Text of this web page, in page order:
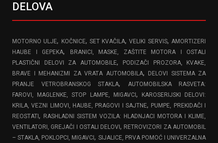
DELOVA
MOTORNO ULJE, KOČNICE, SET KVAČILA,VELIKI SERVIS,AMORTIZERI
HAUBE I GEPEKA,
BRANICI, MASKE, ZAŠTITE MOTORA I OSTALI
PLASTIČNI DELOVI ZA AUTOMOBILE,
PODIZAČI PROZORA, KVAKE,
BRAVE I MEHANIZMI ZA VRATA AUTOMOBILA,
DELOVI SISTEMA ZA
PRANJE VETROBRANSKOG STAKLA,
AUTOMOBILSKA RASVETA:
FAROVI, MAGLENKE, STOP LAMPE, MIGAVCI ,
KAROSERIJSKI DELOVI:
KRILA, VEZNI LIMOVI, HAUBE, PRAGOVI I SAJTNE, PUMPE, PREKIDAČI I
REOSTATI ,
RASHLADNI SISTEM VOZILA: HLADNJACI MOTORA I KLIME,
VENTILATORI, GREJAČI I OSTALI DELOVI, RETROVIZORI ZA AUTOMOBIL
– STAKLA, POKLOPCI, MIGAVCI, SIJALICE, PRVA POMOĆ I UNIVERZALNA